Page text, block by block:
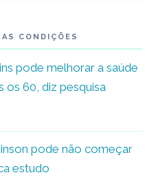
CONDIÇÕES
pode melhorar a saúde
os 60, diz pesquisa
pode não começar
estudo